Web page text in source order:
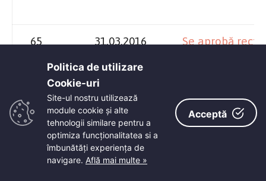
65 31.03.2016
Se aprobă
31.03.2016
Politica de utilizare
Cookie-uri‎
Site-ul nostru utilizează
module cookie și alte
tehnologii similare pentru a
optimiza funcţionalitatea si a
îmbunătăţi experienţa de
navigare. Află mai multe »
Acceptă